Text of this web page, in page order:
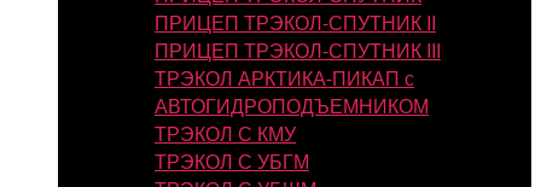
ПРИЦЕП ТРЭКОЛ-СПУТНИК II
ПРИЦЕП ТРЭКОЛ-СПУТНИК III
ТРЭКОЛ АРКТИКА-ПИКАП с
АВТОГИДРОПОДЪЕМНИКОМ
ТРЭКОЛ С КМУ
ТРЭКОЛ С УБГМ